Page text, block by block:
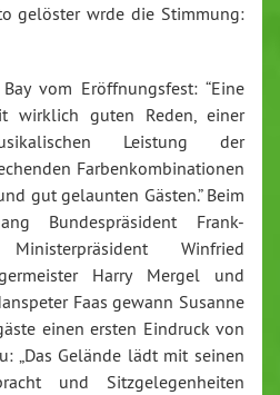
gelöster wrde die Stimmung:
vom Eröffnungsfest: “Eine
wirklich guten Reden, einer
Leistung der
Farbenkombinationen
gut gelaunten Gästen.” Beim
Bundespräsident Frank-
Winfried
Harry Mergel und
Faas gewann Susanne
einen ersten Eindruck von
„Das Gelände lädt mit seinen
und Sitzgelegenheiten